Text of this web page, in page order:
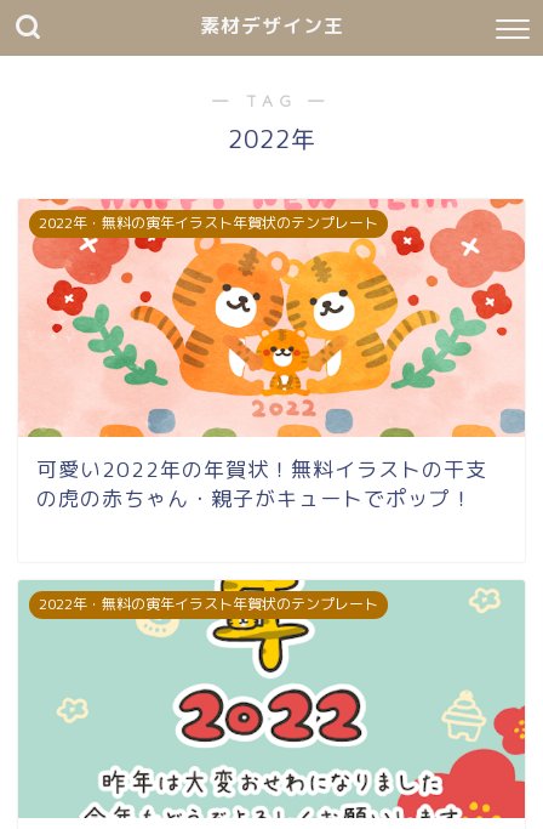
素材デザイン王
― TAG ―
2022年
2022年・無料の寅年イラスト年賀状のテンプレート
可愛い2022年の年賀状！無料イラストの干支
の虎の赤ちゃん・親子がキュートでポップ！
2022年・無料の寅年イラスト年賀状のテンプレート